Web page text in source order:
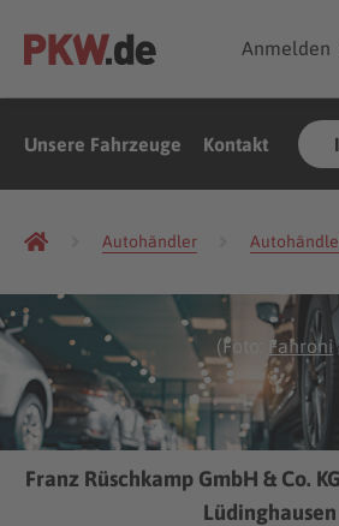
Anmelden
Unsere Fahrzeuge Kontakt
Autohändler
(Foto: Fahroni
Franz Rüschkamp GmbH & Co.
Lüdinghausen